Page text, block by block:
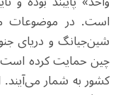
است. در موضوعات
شین‌جیانگ و دریای
چین حمایت کرده است.
کشور به شمار